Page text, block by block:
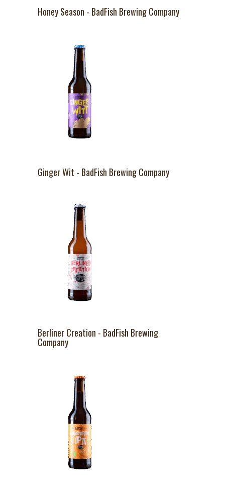
Honey Season - BadFish Brewing Company
Ginger Wit - BadFish Brewing Company
Berliner Creation - BadFish Brewing
Company